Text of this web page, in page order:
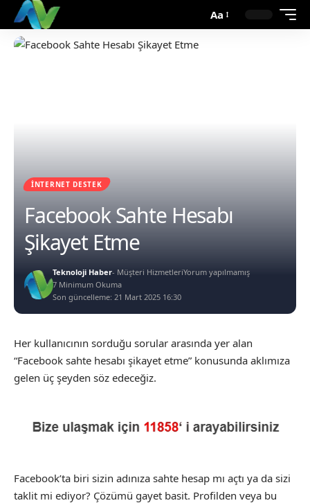
Aa
İNTERNET DESTEK
Facebook Sahte Hesabı
Şikayet Etme
Son güncelleme: 21 Mart 2025 16:30
Teknoloji Haber- Müşteri HizmetleriYorum yapılmamış
7 Minimum Okuma
Her kullanıcının sorduğu sorular arasında yer alan
“Facebook sahte hesabı şikayet etme” konusunda aklımıza
gelen üç şeyden söz edeceğiz.
Facebook’ta biri sizin adınıza sahte hesap mı açtı ya da sizi
taklit mi ediyor? Çözümü gayet basit. Profilden veya bu